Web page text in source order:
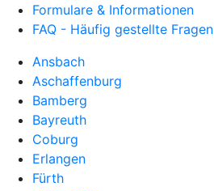
Formulare & Informationen
FAQ - Häufig gestellte Fragen
Ansbach
Aschaffenburg
Bamberg
Bayreuth
Coburg
Erlangen
Fürth